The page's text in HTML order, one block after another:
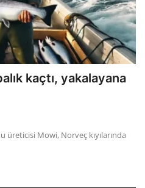
kaçtı, yakalayana
Mowi, Norveç kıyılarında